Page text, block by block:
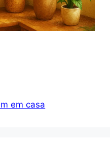
em casa